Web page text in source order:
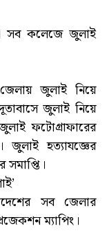
সব কলেজে জুলাই
জুলাই নিয়ে
জুলাই নিয়ে
জুলাই ফটোগ্রাফারের
হত্যাযজ্ঞের
সমাপ্তি।
সব জেলার
ম্যাপিং।